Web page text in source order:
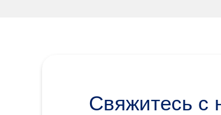
Свяжитесь с